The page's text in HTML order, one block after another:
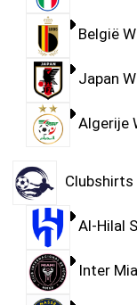
België
Japan
Algerije
Clubshirts
Al-Hilal
Inter